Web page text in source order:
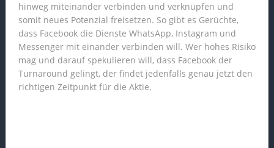
hinweg miteinander verbinden und verknüpfen und
somit neues Potenzial freisetzen. So gibt es Gerüchte,
dass Facebook die Dienste WhatsApp, Instagram und
Messenger mit einander verbinden will. Wer hohes Risiko
mag und darauf spekulieren will, dass Facebook der
Turnaround gelingt, der findet jedenfalls genau jetzt den
richtigen Zeitpunkt für die Aktie.